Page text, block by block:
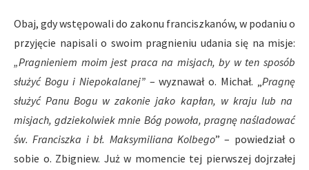
Obaj, gdy wstępowali do zakonu franciszkanów, w podaniu o
przyjęcie napisali o swoim pragnieniu udania się na misje:
„Pragnieniem moim jest praca na misjach, by w ten sposób
służyćBogu i Niepokalanej”– wyznawał o. Michał. „Pragnę
służyćPanu Bogu w zakonie jako kapłan, w kraju lub na
misjach, gdziekolwiek mnie Bóg powoła, pragnę naśladować
św. Franciszka i bł. Maksymiliana Kolbego” – powiedział o
sobie o. Zbigniew. Już w momencie tej pierwszej dojrzałej